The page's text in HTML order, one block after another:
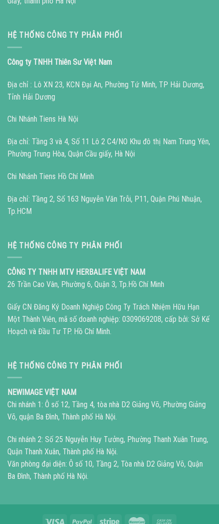
HỆ THỐNG CÔNG TY PHÂN PHỐI
Công ty TNHH Thiên Sư Việt Nam
Địa chỉ : Lô XN 23, KCN Đại An, Phường Tứ Minh, TP Hải Dương,
Tỉnh Hải Dương
Chi Nhánh Tiens Hà Nội
Địa chỉ: Tầng 3 và 4, Số 11 Lô 2 C4/NO Khu đô thị Nam Trung Yên,
Phường Trung Hòa, Quận Cầu giấy, Hà Nội
Chi Nhánh Tiens Hồ Chí Minh
Địa chỉ: Tầng 2, Số 163 Nguyễn Văn Trỗi, P11, Quận Phú Nhuận,
Tp.HCM
HỆ THỐNG CÔNG TY PHÂN PHỐI
CÔNG TY TNHH MTV HERBALIFE VIỆT NAM
26 Trần Cao Vân, Phường 6, Quận 3, Tp.Hồ Chí Minh
Giấy CN Đăng Ký Doanh Nghiệp Công Ty Trách Nhiệm Hữu Hạn
Một Thành Viên, mã số doanh nghiệp: 0309069208, cấp bởi: Sở Kế
Hoạch và Đầu Tư TP. Hồ Chí Minh.
HỆ THỐNG CÔNG TY PHÂN PHỐI
NEWIMAGE VIỆT NAM
Chi nhánh 1: Ô số 12, Tầng 4, tòa nhà D2 Giảng Võ, Phường Giảng
Võ, quận Ba Đình, Thành phố Hà Nội.
Chi nhánh 2: Số 25 Nguyễn Huy Tưởng, Phường Thanh Xuân Trung,
Quận Thanh Xuân, Thành phố Hà Nội.
Văn phòng đại diện: Ô số 10, Tầng 2, Tòa nhà D2 Giảng Võ, Quận
Ba Đình, Thành phố Hà Nội.